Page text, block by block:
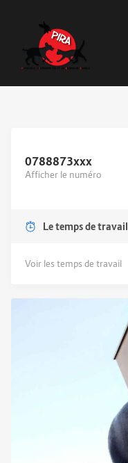
0788873xxx
Afficher le numéro
Le temps de travail
Voir les temps de travail